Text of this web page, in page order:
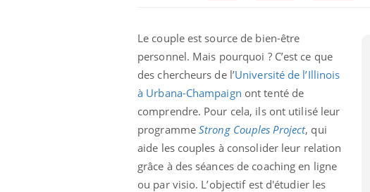
Le couple est source de bien-être
personnel. Mais pourquoi ? C’est ce que
des chercheurs de l’Université de l’Illinois
à Urbana-Champaign ont tenté de
comprendre. Pour cela, ils ont utilisé leur
programme Strong Couples Project, qui
aide les couples à consolider leur relation
grâce à des séances de coaching en ligne
ou par visio. L’objectif est d'étudier les
Mordue par un
barracuda, une petite fille
secourue grâce à un
Légionellose en Suisse :
quelle est l’origine de la
contamination ?